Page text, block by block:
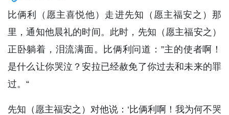
比俩利（愿主喜悦他）走进先知（愿主福安之）那
里，通知他晨礼的时间。此时，先知（愿主福安之）
正卧躺着，泪流满面。比俩利问道：”主的使者啊！
是什么让你哭泣？安拉已经赦免了你过去和未来的罪
过。“
先知（愿主福安之）对他说：‘比俩利啊！我为何不哭